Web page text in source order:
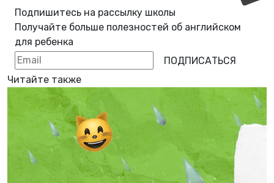
Подпишитесь на рассылку школы
Получайте больше полезностей об английском
для ребенка
ПОДПИСАТЬСЯ
Читайте также